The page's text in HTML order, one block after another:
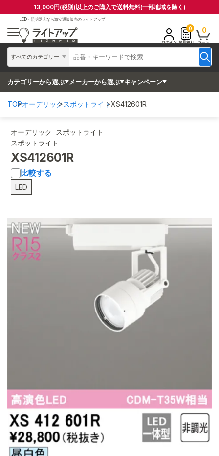
13,000円(税別)以上のご購入で送料無料(一部地域を除く)
LED・照明器具なら激安通販販売のライトアップ
すべてのカテゴリー
ログイン
0
お見積り
0
カート
カテゴリーから選ぶ メーカーから選ぶ キャンペーン
TOPオーデリックスポットライトXS412601R
オーデリック スポットライト
スポットライト
XS412601R
比較する
LED